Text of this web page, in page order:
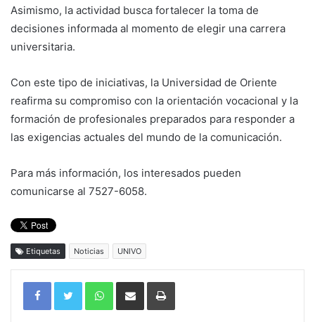
Asimismo, la actividad busca fortalecer la toma de
decisiones informada al momento de elegir una carrera
universitaria.
Con este tipo de iniciativas, la Universidad de Oriente
reafirma su compromiso con la orientación vocacional y la
formación de profesionales preparados para responder a
las exigencias actuales del mundo de la comunicación.
Para más información, los interesados pueden
comunicarse al 7527-6058.
Etiquetas Noticias UNIVO
WhatsAppCompartir por correo electrónicoImprimir